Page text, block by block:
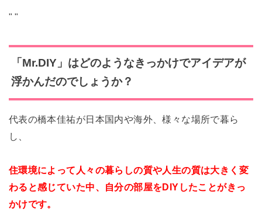
" "
「Mr.DIY」はどのようなきっかけでアイデアが
浮かんだのでしょうか？
代表の橋本佳祐が日本国内や海外、様々な場所で暮ら
し、
住環境によって人々の暮らしの質や人生の質は大きく変
わると感じていた中、自分の部屋をDIYしたことがきっ
かけです。